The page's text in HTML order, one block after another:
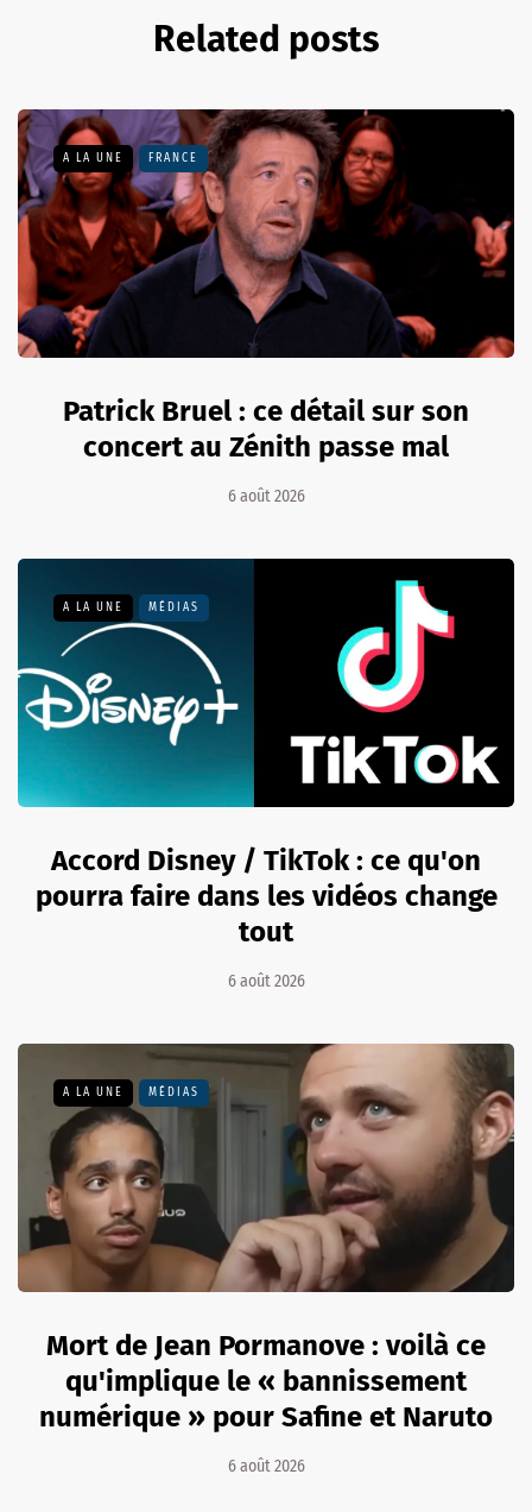
Related posts
A LA UNE FRANCE
Patrick Bruel : ce détail sur son
concert au Zénith passe mal
6 août 2026
A LA UNE MÉDIAS
Accord Disney / TikTok : ce qu'on
pourra faire dans les vidéos change
tout
6 août 2026
A LA UNE MÉDIAS
Mort de Jean Pormanove : voilà ce
qu'implique le « bannissement
numérique » pour Safine et Naruto
6 août 2026